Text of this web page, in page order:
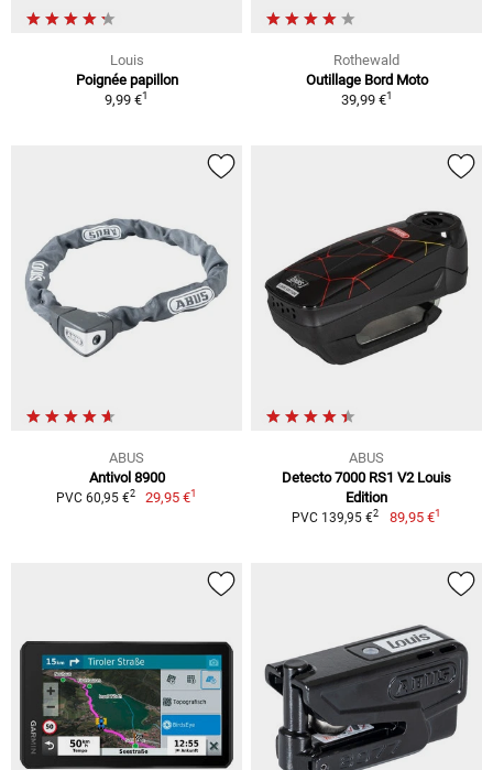
Louis
Poignée papillon
9,99 €1
Rothewald
Outillage Bord Moto
39,99 €1
ABUS
Antivol 8900
PVC 60,95 €2 29,95 €1
ABUS
Detecto 7000 RS1 V2 Louis
Edition
PVC 139,95 €2 89,95 €1